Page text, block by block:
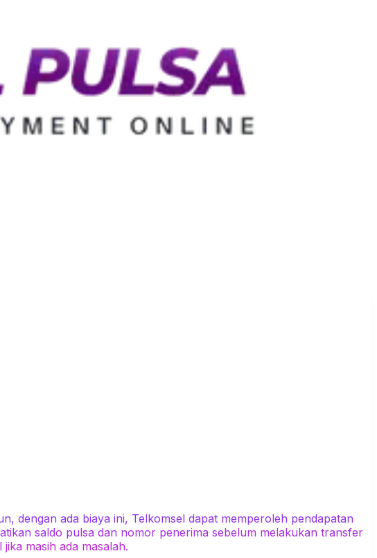
dengan ada biaya ini, Telkomsel dapat memperoleh pendapatan
saldo pulsa dan nomor penerima sebelum melakukan transfer
masih ada masalah.